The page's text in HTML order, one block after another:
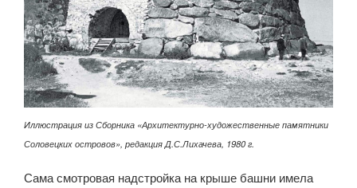
Иллюстрация из Сборника «Архитектурно-художественные памятники
Соловецких островов», редакция Д.С.Лихачева, 1980 г.
Сама смотровая надстройка на крыше башни имела